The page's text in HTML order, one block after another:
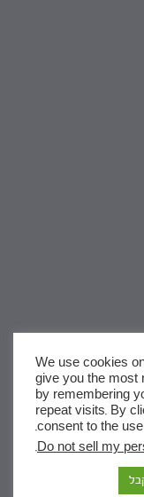
We use cookies
give you the most
by remembering
repeat visits. By
consent to the
Do not sell my
.